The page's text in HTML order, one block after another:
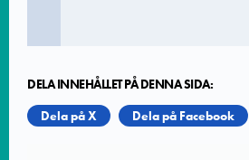
DELA INNEHÅLLET PÅ DENNA SIDA:
Dela på X
Dela på Facebook